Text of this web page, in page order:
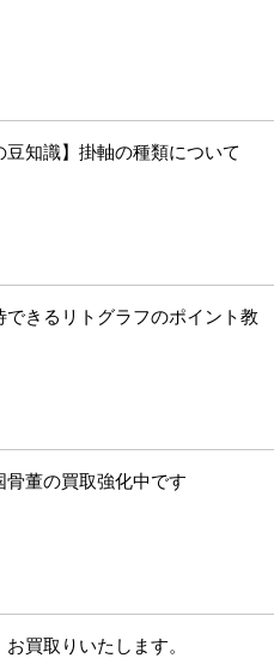
豆知識】掛軸の種類について
できるリトグラフのポイント教
骨董の買取強化中です
買取りいたします。